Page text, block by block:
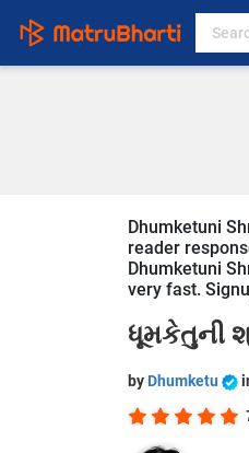
Dhumketuni
reader
Dhumketuni
very fast.
ધૂમકેતુની
by Dhumketu